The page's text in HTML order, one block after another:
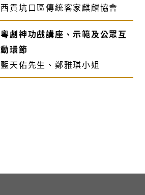
西貢坑口區傳統客家麒麟協會
粵劇神功戲講座、示範及公眾互
動環節
藍天佑先生、鄭雅琪小姐